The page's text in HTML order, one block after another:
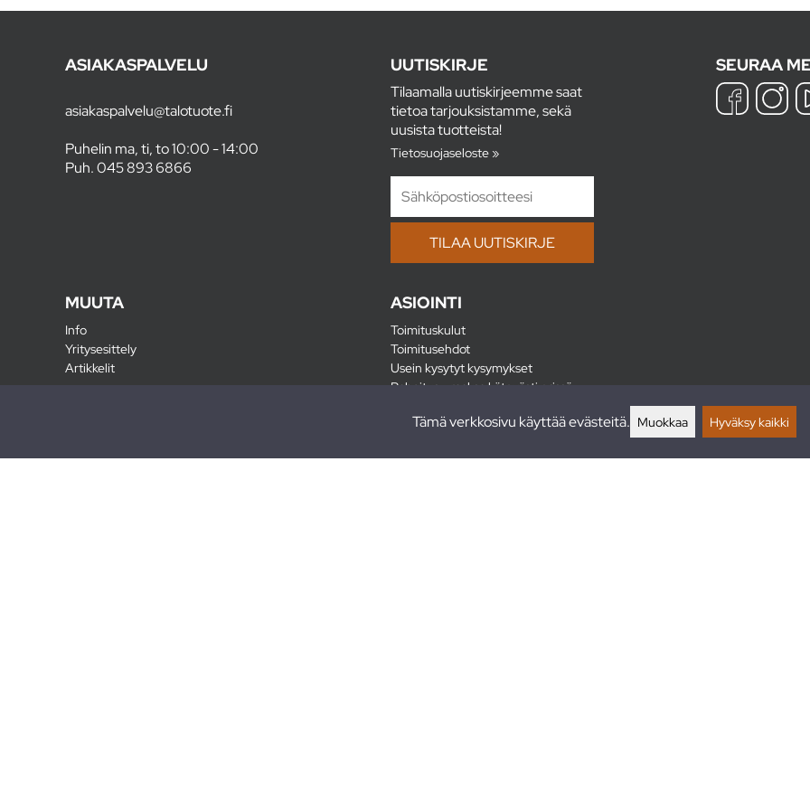
ASIAKASPALVELU
asiakaspalvelu@talotuote.fi
Puhelin ma, ti, to 10:00 - 14:00
Puh.045 893 6866
UUTISKIRJE
Tilaamalla uutiskirjeemme saat
tietoa tarjouksistamme, sekä
uusista tuotteista!
Tietosuojaseloste »
SEURAA
MUUTA
Info
Yritysesittely
Artikkelit
ASIOINTI
Toimituskulut
Toimitusehdot
Usein kysytyt kysymykset
Rahoitus - maksa kätevästi erissä
Tämä verkkosivu käyttää evästeitä. Muokkaa Hyväksy kaikki